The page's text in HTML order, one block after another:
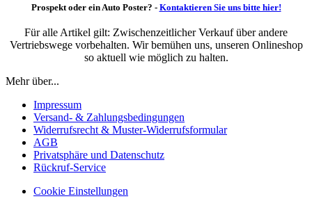
Prospekt oder ein Auto Poster? - Kontaktieren Sie uns bitte hier!
Für alle Artikel gilt: Zwischenzeitlicher Verkauf über andere
Vertriebswege vorbehalten. Wir bemühen uns, unseren Onlineshop
so aktuell wie möglich zu halten.
Mehr über...
Impressum
Versand- & Zahlungsbedingungen
Widerrufsrecht & Muster-Widerrufsformular
AGB
Privatsphäre und Datenschutz
Rückruf-Service
Cookie Einstellungen